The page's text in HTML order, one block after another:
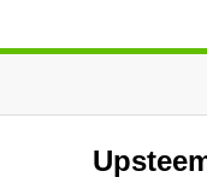
Ära jää